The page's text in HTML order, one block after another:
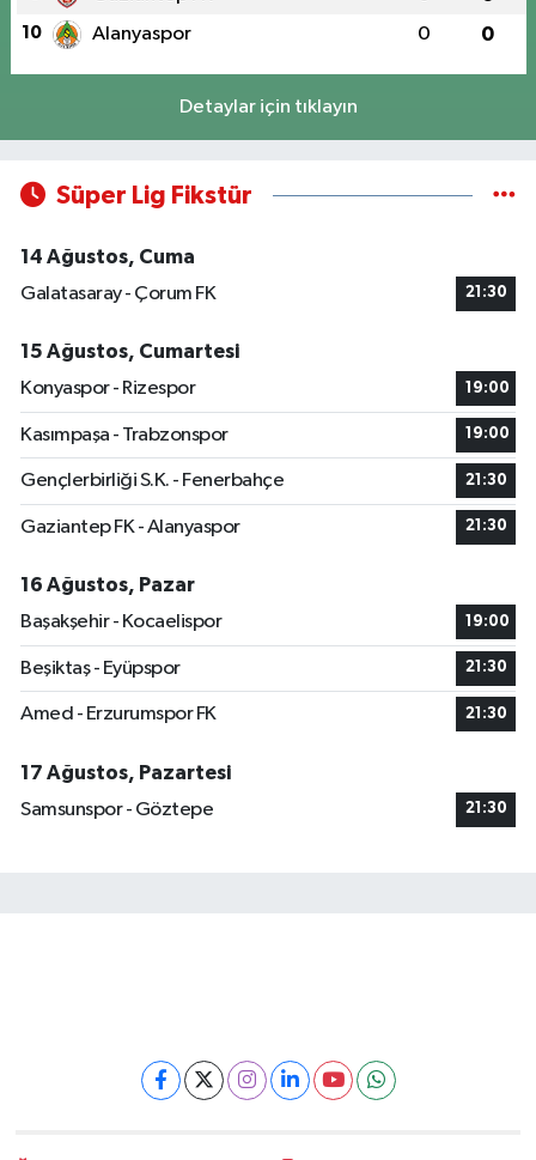
10 Alanyaspor 0 0
Detaylar için tıklayın
Süper Lig Fikstür
14 Ağustos, Cuma
Galatasaray - Çorum FK
21:30
15 Ağustos, Cumartesi
Konyaspor - Rizespor
19:00
Kasımpaşa - Trabzonspor 19:00
Gençlerbirliği S.K. - Fenerbahçe 21:30
Gaziantep FK - Alanyaspor 21:30
16 Ağustos, Pazar
Başakşehir - Kocaelispor
19:00
Beşiktaş - Eyüpspor 21:30
Amed - Erzurumspor FK 21:30
17 Ağustos, Pazartesi
Samsunspor - Göztepe
21:30